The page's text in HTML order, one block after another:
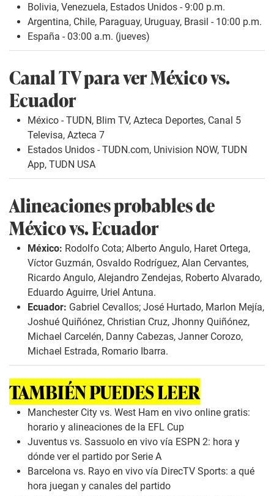
Bolivia, Venezuela, Estados Unidos - 9:00 p.m.
Argentina, Chile, Paraguay, Uruguay, Brasil - 10:00 p.m.
España - 03:00 a.m. (jueves)
Canal TV para ver México vs.
Ecuador
México - TUDN, Blim TV, Azteca Deportes, Canal 5
Televisa, Azteca 7
Estados Unidos - TUDN.com, Univision NOW, TUDN
App, TUDN USA
Alineaciones probables de
México vs. Ecuador
México: Rodolfo Cota; Alberto Angulo, Haret Ortega,
Víctor Guzmán, Osvaldo Rodríguez, Alan Cervantes,
Ricardo Angulo, Alejandro Zendejas, Roberto Alvarado,
Eduardo Aguirre, Uriel Antuna.
Ecuador: Gabriel Cevallos; José Hurtado, Marlon Mejía,
Joshué Quiñónez, Christian Cruz, Jhonny Quiñónez,
Michael Carcelén, Danny Cabezas, Janner Corozo,
Michael Estrada, Romario Ibarra.
TAMBIÉN PUEDES LEER
Manchester City vs. West Ham en vivo online gratis:
horario y alineaciones de la EFL Cup
Juventus vs. Sassuolo en vivo vía ESPN 2: hora y
dónde ver el partido por Serie A
Barcelona vs. Rayo en vivo vía DirecTV Sports: a qué
hora juegan y canales del partido